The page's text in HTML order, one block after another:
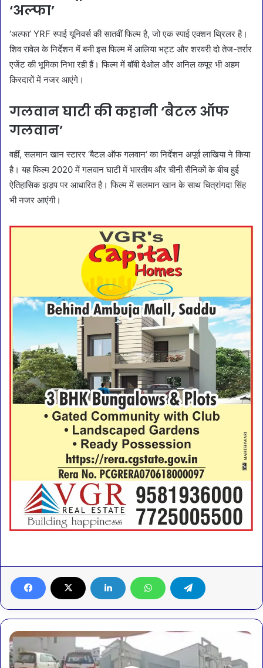
‘अल्फा’
‘अल्फा’ YRF स्पाई यूनिवर्स की सातवीं फिल्म है, जो एक स्पाई एक्शन थ्रिलर है।
शिव रावेल के निर्देशन में बनी इस फिल्म में आलिया भट्ट और शरवरी दो तेज-तर्रार
एजेंट की भूमिका निभा रही हैं। फिल्म में बॉबी देओल और अनिल कपूर भी अहम
किरदारों में नजर आएंगे।
गलवान घाटी की कहानी ‘बैटल ऑफ
गलवान’
वहीं, सलमान खान स्टारर ‘बैटल ऑफ गलवान‘ का निर्देशन अपूर्व लाखिया ने किया
है। यह फिल्म 2020 में गलवान घाटी में भारतीय और चीनी सैनिकों के बीच हुई
ऐतिहासिक झड़प पर आधारित है। फिल्म में सलमान खान के साथ चित्रांगदा सिंह
भी नजर आएंगी।